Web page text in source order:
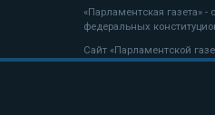
«Парламентская газета»
федеральных
Сайт «Парламентской
«Парламентской газеты»